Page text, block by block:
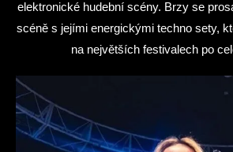
elektronické hudební scény. Brzy se
scéně s jejími energickými techno sety,
na největších festivalech po